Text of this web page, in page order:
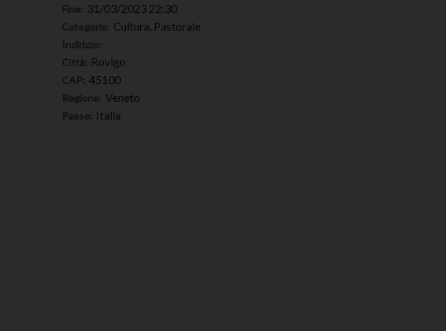
Fine: 31/03/2023 22:30
Categorie: Cultura, Pastorale
Indirizzo:
Città: Rovigo
CAP: 45100
Regione: Veneto
Paese: Italia